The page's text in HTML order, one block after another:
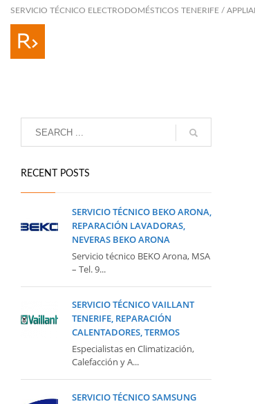
SERVICIO TÉCNICO ELECTRODOMÉSTICOS TENERIFE /
RECENT POSTS
SERVICIO TÉCNICO BEKO ARONA,
REPARACIÓN LAVADORAS,
NEVERAS BEKO ARONA
Servicio técnico BEKO Arona, MSA
– Tel. 9...
SERVICIO TÉCNICO VAILLANT
TENERIFE, REPARACIÓN
CALENTADORES, TERMOS
Especialistas en Climatización,
Calefacción y A...
SERVICIO TÉCNICO SAMSUNG